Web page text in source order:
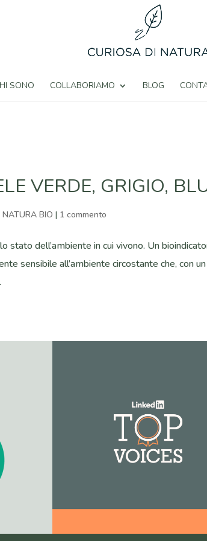
SONO COLLABORIAMO BLOG
VERDE, GRIGIO,
NATURA BIO | 1 commento
stato dell’ambiente in cui vivono. Un
sensibile all’ambiente circostante che, con